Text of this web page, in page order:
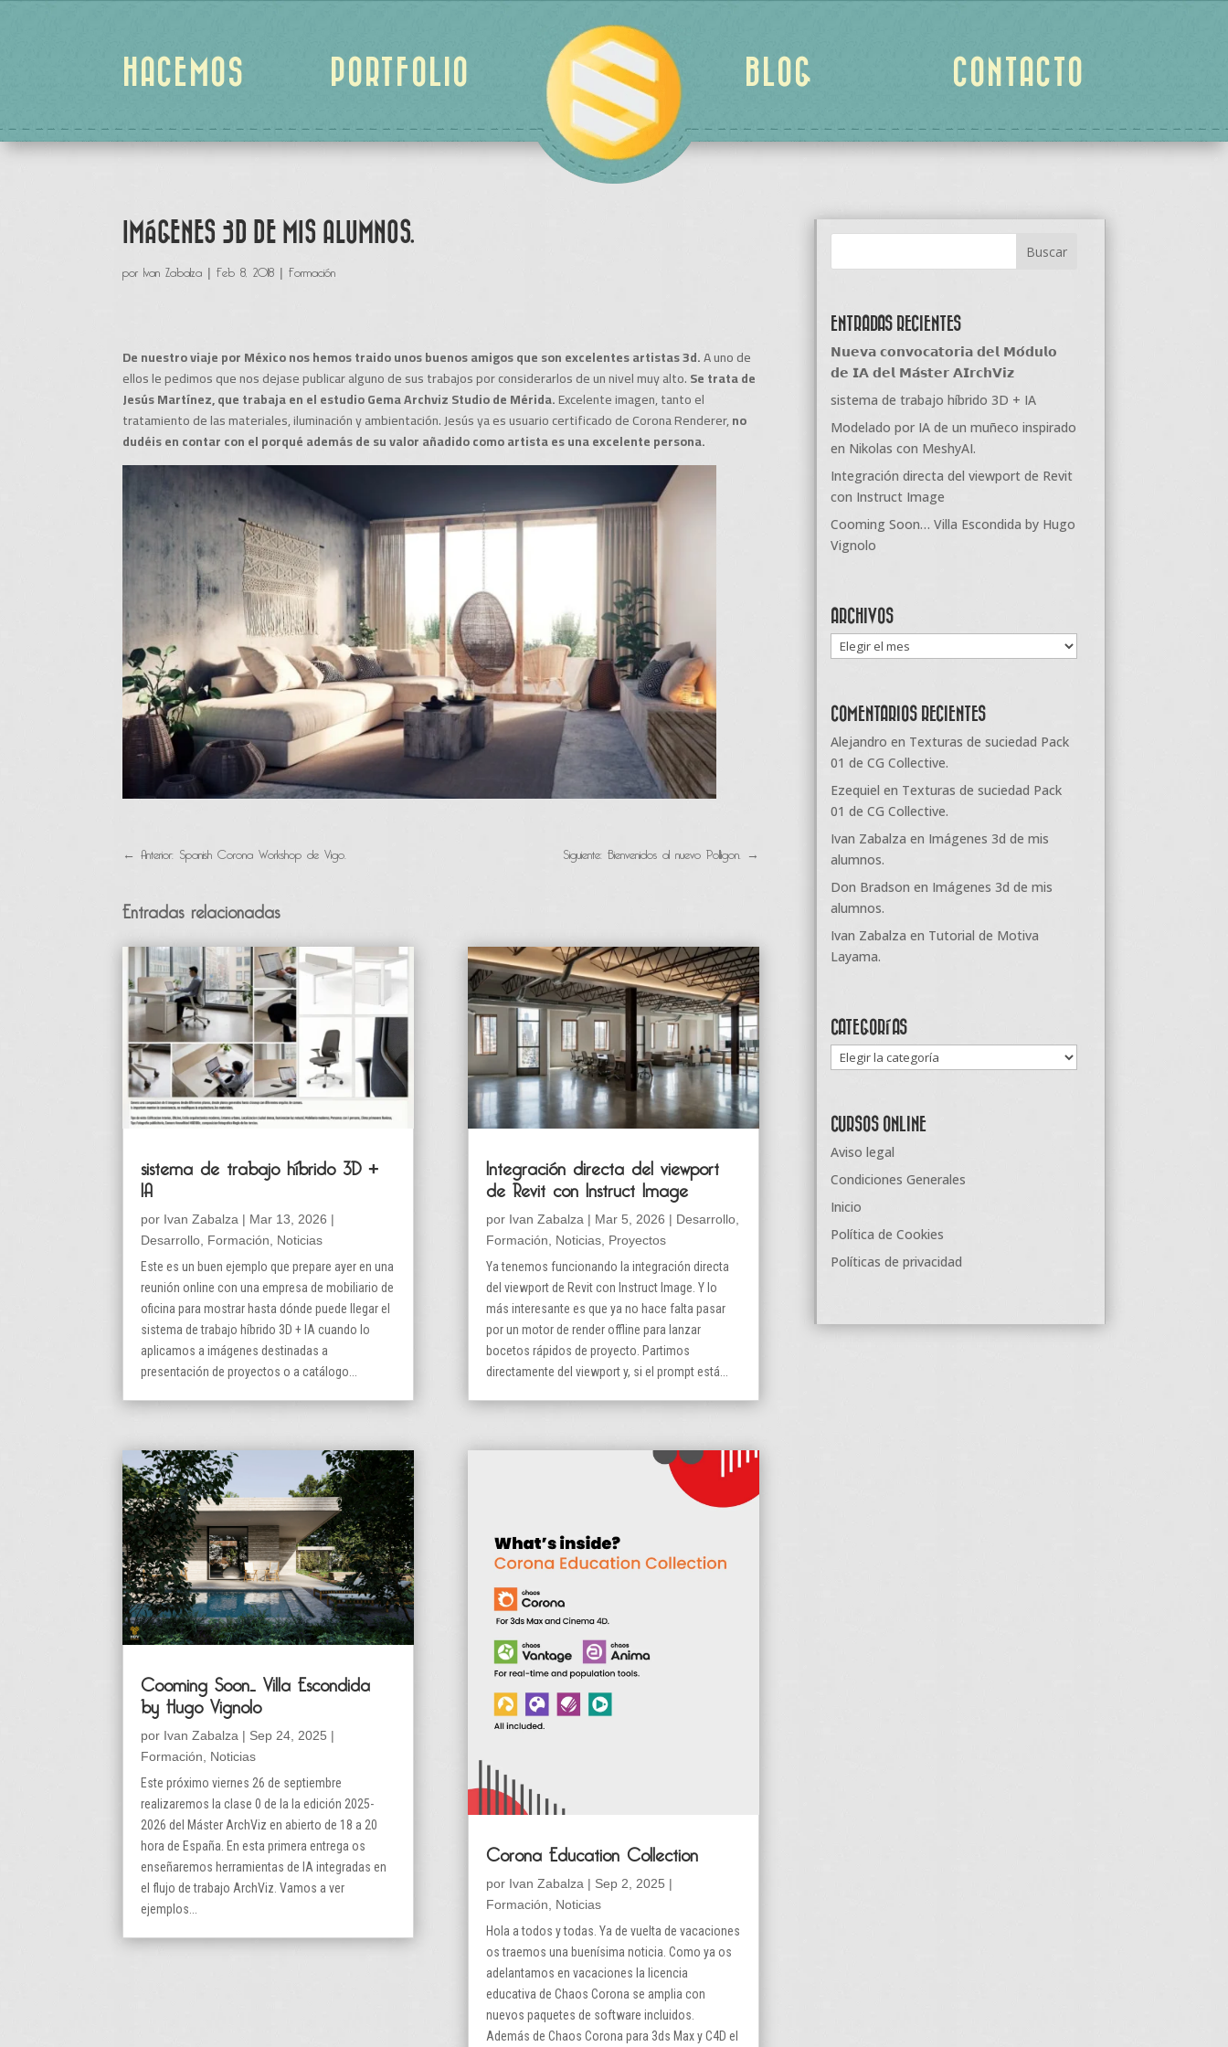
HACEMOS PORTFOLIO BLOG CONTACTO
IMÁGENES 3D DE MIS ALUMNOS.
porIvan Zabalza |Feb 8, 2018 |Formación
De nuestro viaje por México nos hemos traido unos buenos amigos que son excelentes artistas 3d.A uno de
ellos le pedimos que nos dejase publicar alguno de sus trabajos por considerarlos de un nivel muy alto.Se trata de
Jesús Martínez​, que trabaja en el estudio Gema Archviz Studio de Mérida.Excelente imagen, tanto el
tratamiento de las materiales, iluminación y ambientación. Jesús ya es usuario certificado de Corona Renderer,no
dudéis en contar con el porqué además de su valor añadido como artista es una excelente persona.
←Anterior: Spanish Corona Workshop de Vigo. Siguiente: Bienvenidos al nuevo Polligon. →
Entradas relacionadas
sistema de trabajo híbrido 3D +
IA
por Ivan Zabalza | Mar 13, 2026 |
Desarrollo Formación
Noticias
Este es un buen ejemplo que prepare ayer en una
reunión online con una empresa de mobiliario de
oficina para mostrar hasta dónde puede llegar el
sistema de trabajo híbrido 3D + IA cuando lo
aplicamos a imágenes destinadas a
presentación de proyectos o a catálogo...
Cooming Soon… Villa Escondida
by Hugo Vignolo
por Ivan Zabalza | Sep 24, 2025 |
Formación
Noticias
Este próximo viernes 26 de septiembre
realizaremos la clase 0 de la la edición 2025-
2026 del Máster ArchViz en abierto de 18 a 20
hora de España. En esta primera entrega os
enseñaremos herramientas de IA integradas en
el flujo de trabajo ArchViz. Vamos a ver
ejemplos...
Integración directa del viewport
de Revit con Instruct Image
por Ivan Zabalza | Mar 5, 2026 | Desarrollo
Formación
Noticias Proyectos
Ya tenemos funcionando la integración directa
del viewport de Revit con Instruct Image. Y lo
más interesante es que ya no hace falta pasar
por un motor de render offline para lanzar
bocetos rápidos de proyecto. Partimos
directamente del viewport y, si el prompt está...
Corona Education Collection
por Ivan Zabalza | Sep 2, 2025 |
Formación
Noticias
Hola a todos y todas. Ya de vuelta de vacaciones
os traemos una buenísima noticia. Como ya os
adelantamos en vacaciones la licencia
educativa de Chaos Corona se amplia con
nuevos paquetes de software incluidos.
Además de Chaos Corona para 3ds Max y C4D el
ENTRADAS RECIENTES
𝗡𝘂𝗲𝘃𝗮 𝗰𝗼𝗻𝘃𝗼𝗰𝗮𝘁𝗼𝗿𝗶𝗮 𝗱𝗲𝗹 𝗠𝗼́𝗱𝘂𝗹𝗼
𝗱𝗲 𝗜𝗔 𝗱𝗲𝗹 𝗠𝗮́𝘀𝘁𝗲𝗿 𝗔𝗜𝗿𝗰𝗵𝗩𝗶𝘇
sistema de trabajo híbrido 3D + IA
Modelado por IA de un muñeco inspirado
en Nikolas con MeshyAI.
Integración directa del viewport de Revit
con Instruct Image
Cooming Soon… Villa Escondida by Hugo
Vignolo
ARCHIVOS
Archivos
COMENTARIOS RECIENTES
Alejandro en Texturas de suciedad Pack
01 de CG Collective.
Ezequiel en Texturas de suciedad Pack
01 de CG Collective.
Ivan Zabalza en Imágenes 3d de mis
alumnos.
Don Bradson en Imágenes 3d de mis
alumnos.
Ivan Zabalza en Tutorial de Motiva
Layama.
CATEGORÍAS
Categorías
CURSOS ONLINE
Aviso legal
Condiciones Generales
Inicio
Política de Cookies
Políticas de privacidad